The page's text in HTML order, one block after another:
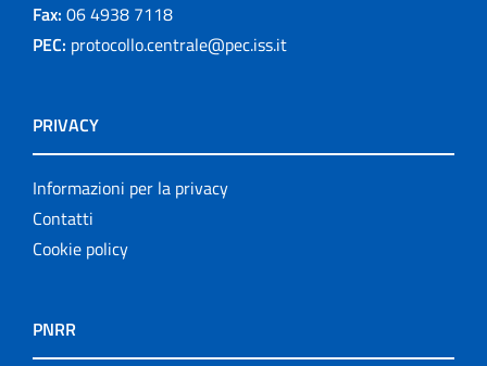
Fax: 06 4938 7118
PEC: protocollo.centrale@pec.iss.it
PRIVACY
Informazioni per la privacy
Contatti
Cookie policy
PNRR